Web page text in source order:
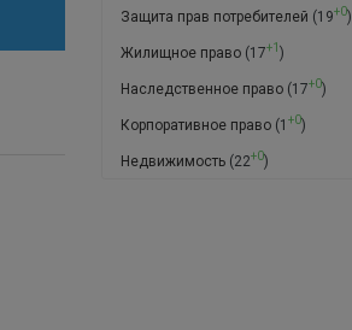
Защита прав потребителей (19+0)
Жилищное право(17+1 )
Наследственное право(17+0)
Корпоративное право(1 +0)
Недвижимость(22+0)